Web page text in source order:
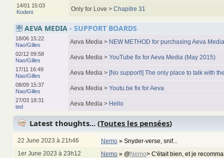
14/01 15:03
Kodeni
Only for Love > Chapitre 31
AEVA MEDIA - SUPPORT BOARDS
18/06 15:22
Nao/Gilles
Aeva Media > NEW METHOD for purchasing Aeva
02/12 09:58
Nao/Gilles
Aeva Media > YouTube fix for Aeva Media (May 2015)
17/11 16:49
Nao/Gilles
Aeva Media > [No support!] The only place to talk with
08/09 15:37
Nao/Gilles
Aeva Media > Youtu.be fix for Aeva
27/03 18:31
ted
Aeva Media > Hello
Latest thoughts... (Toutes les pensées)
22 June 2023 à 21h46 Nemo » Snyder-verse, snif...
1er June 2023 à 23h12
Nemo » @Nemo> C'était bien, et je